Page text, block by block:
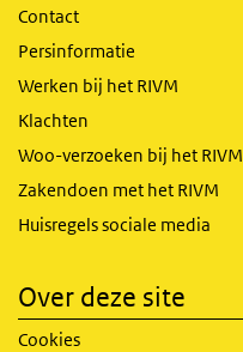
Contact
Persinformatie
Werken bij het RIVM
Klachten
Woo-verzoeken bij het RIVM
Zakendoen met het RIVM
Huisregels sociale media
Over deze site
Cookies